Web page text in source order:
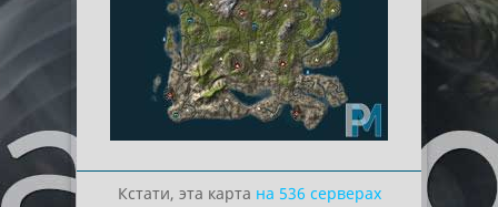
Кстати, эта карта на 536 серверах